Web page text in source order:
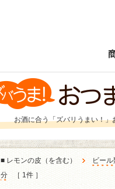
お酒に合う「ズバリうまい！
■ レモンの皮（を含む） ビー
分
［ 1件 ］